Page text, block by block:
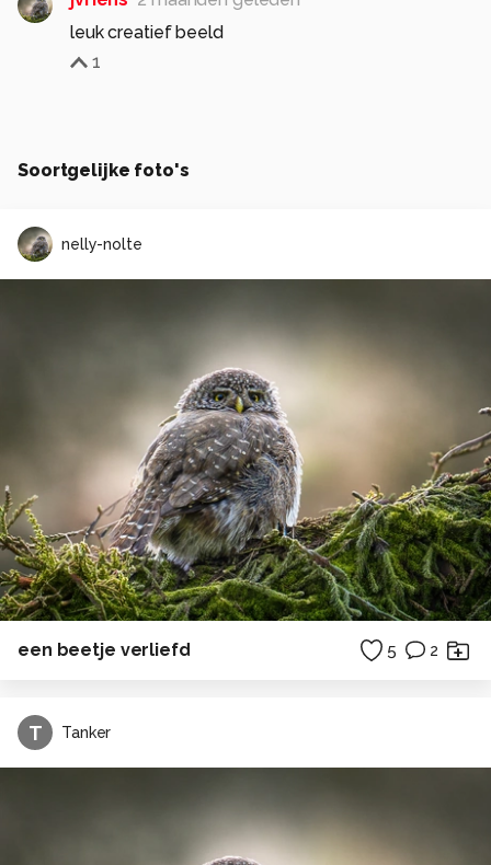
leuk creatief beeld
1
Soortgelijke foto's
nelly-nolte
een beetje verliefd 5 2
T Tanker